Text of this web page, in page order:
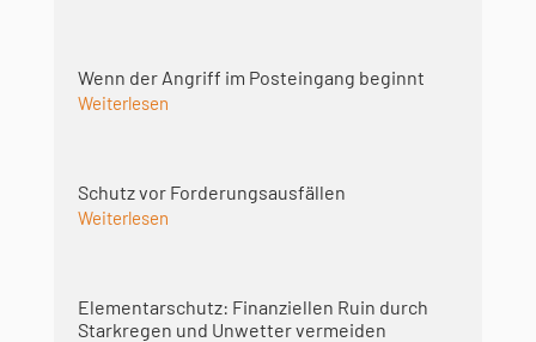
Wenn der Angriff im Posteingang beginnt
Weiterlesen
Schutz vor Forderungsausfällen
Weiterlesen
Elementarschutz: Finanziellen Ruin durch
Starkregen und Unwetter vermeiden